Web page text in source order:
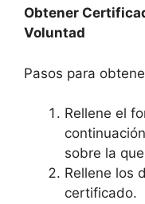
Obtener
Voluntad
Pasos para
Rellene el
sobre la
Rellene los
certificado.